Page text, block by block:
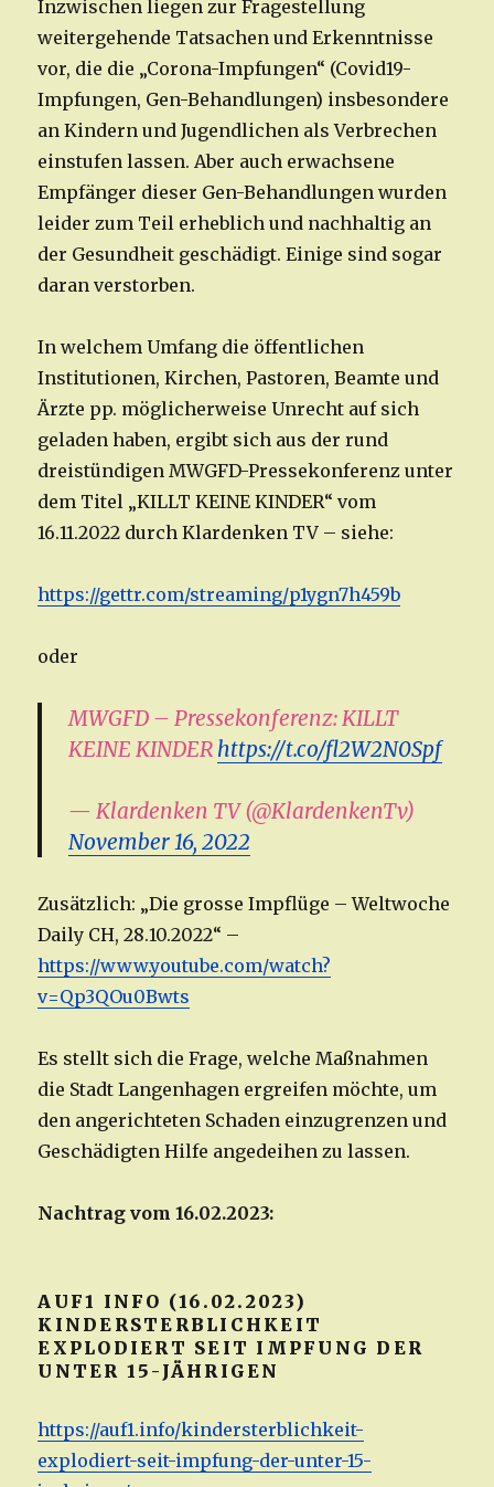
Inzwischen liegen zur Fragestellung
weitergehende Tatsachen und Erkenntnisse
vor, die die „Corona-Impfungen“ (Covid19-
Impfungen, Gen-Behandlungen) insbesondere
an Kindern und Jugendlichen als Verbrechen
einstufen lassen. Aber auch erwachsene
Empfänger dieser Gen-Behandlungen wurden
leider zum Teil erheblich und nachhaltig an
der Gesundheit geschädigt. Einige sind sogar
daran verstorben.
In welchem Umfang die öffentlichen
Institutionen, Kirchen, Pastoren, Beamte und
Ärzte pp. möglicherweise Unrecht auf sich
geladen haben, ergibt sich aus der rund
dreistündigen MWGFD-Pressekonferenz unter
dem Titel „KILLT KEINE KINDER“ vom
16.11.2022 durch Klardenken TV – siehe:
https://gettr.com/streaming/p1ygn7h459b
oder
MWGFD – Pressekonferenz: KILLT
KEINE KINDER https://t.co/fl2W2N0Spf
— Klardenken TV (@KlardenkenTv)
November 16, 2022
Zusätzlich: „Die grosse Impflüge – Weltwoche
Daily CH, 28.10.2022“ –
https://www.youtube.com/watch?
v=Qp3QOu0Bwts
Es stellt sich die Frage, welche Maßnahmen
die Stadt Langenhagen ergreifen möchte, um
den angerichteten Schaden einzugrenzen und
Geschädigten Hilfe angedeihen zu lassen.
Nachtrag vom 16.02.2023:
AUF1 INFO (16.02.2023)
KINDERSTERBLICHKEIT
EXPLODIERT SEIT IMPFUNG DER
UNTER 15-JÄHRIGEN
https://auf1.info/kindersterblichkeit-
explodiert-seit-impfung-der-unter-15-